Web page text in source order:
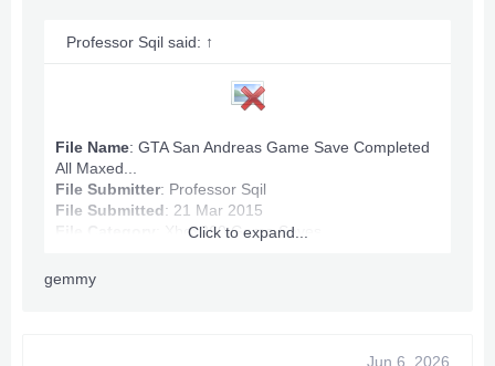
***Hidden content cannot be quoted.***
Professor Sqil said: ↑
File Name: GTA San Andreas Game Save Completed
All Maxed...
File Submitter: Professor Sqil
File Submitted: 21 Mar 2015
Xbox360 Game Saves
Click to expand...
gemmy
Jun 6, 2026